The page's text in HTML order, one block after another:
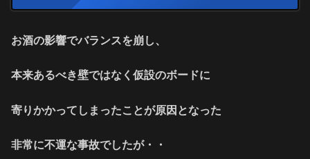
お酒の影響でバランスを崩し、
本来あるべき壁ではなく仮設のボードに
寄りかかってしまったことが原因となった
非常に不運な事故でしたが・・